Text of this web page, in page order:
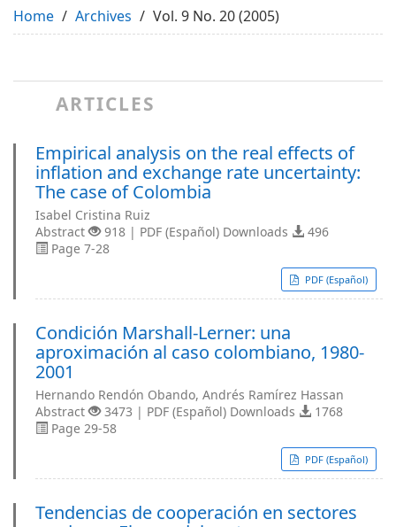
Home Archives Vol. 9 No. 20 (2005)
ARTICLES
Empirical analysis on the real effects of
inflation and exchange rate uncertainty:
The case of Colombia
Isabel Cristina Ruiz
Abstract
918 | PDF (Español) Downloads
496
Page 7-28
PDF (Español)
Condición Marshall-Lerner: una
aproximación al caso colombiano, 1980-
2001
Hernando Rendón Obando, Andrés Ramírez Hassan
Abstract
3473 | PDF (Español) Downloads
1768
Page 29-58
PDF (Español)
Tendencias de cooperación en sectores